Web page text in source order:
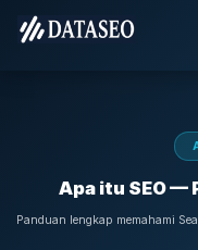
Apa itu SEO —
Panduan lengkap memahami